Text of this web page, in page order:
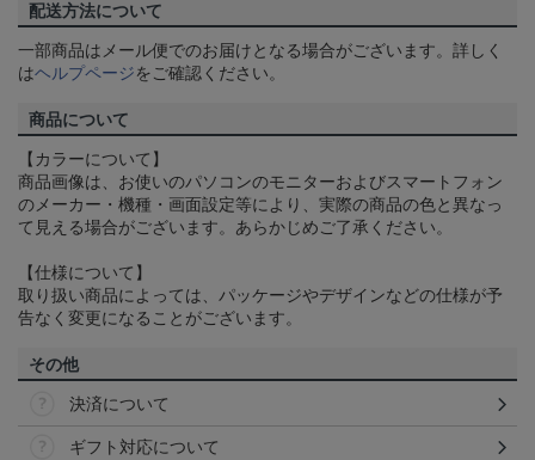
配送方法について
一部商品はメール便でのお届けとなる場合がございます。詳しく
はヘルプページをご確認ください。
商品について
【カラーについて】
商品画像は、お使いのパソコンのモニターおよびスマートフォン
のメーカー・機種・画面設定等により、実際の商品の色と異なっ
て見える場合がございます。あらかじめご了承ください。
【仕様について】
取り扱い商品によっては、パッケージやデザインなどの仕様が予
告なく変更になることがございます。
その他
決済について
ギフト対応について